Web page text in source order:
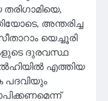
അന്തരിച്ച
യെച്ചൂരി
ദുരവസ്ഥ
എത്തിയ
പദവിയും